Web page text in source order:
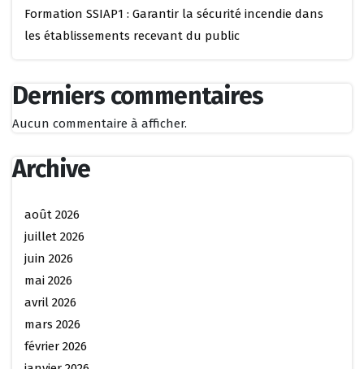
Formation SSIAP1 : Garantir la sécurité incendie dans
les établissements recevant du public
Derniers commentaires
Aucun commentaire à afficher.
Archive
août 2026
juillet 2026
juin 2026
mai 2026
avril 2026
mars 2026
février 2026